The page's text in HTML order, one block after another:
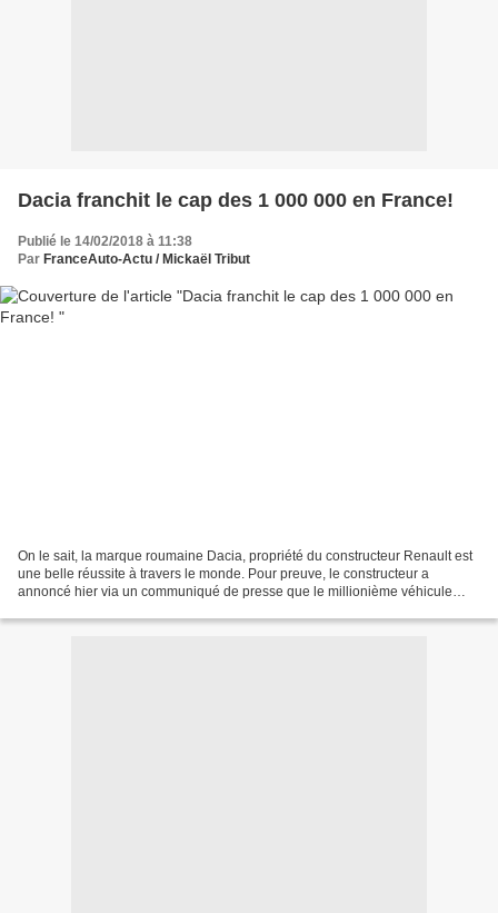
Dacia franchit le cap des 1 000 000 en France!
Publié le 14/02/2018 à 11:38
Par FranceAuto-Actu / Mickaël Tribut
On le sait, la marque roumaine Dacia, propriété du constructeur Renault est
une belle réussite à travers le monde. Pour preuve, le constructeur a
annoncé hier via un communiqué de presse que le millionième véhicule